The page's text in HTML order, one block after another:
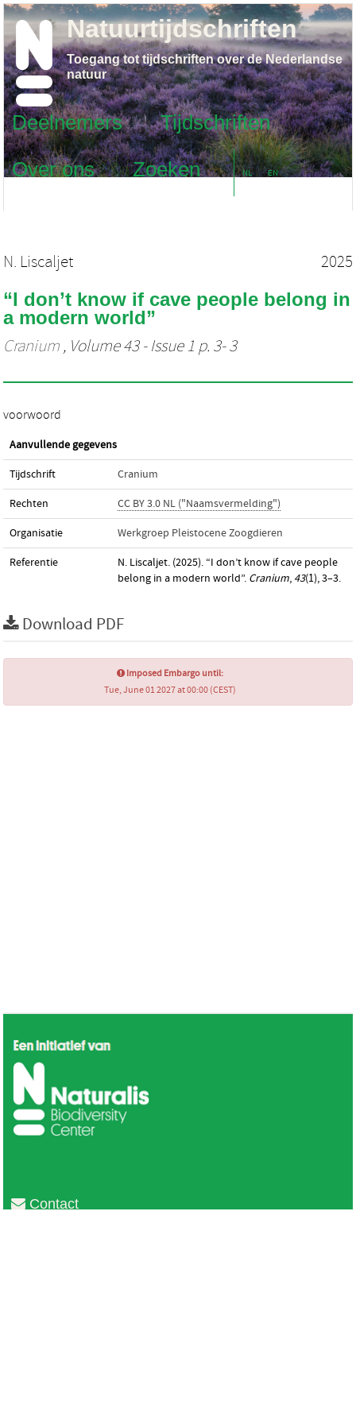
Deelnemers
Tijdschriften
Over ons
Zoeken NL EN
Natuurtijdschriften
Toegang tot tijdschriften over de Nederlandse
natuur
N. Liscaljet 2025
“I don’t know if cave people belong in
a modern world”
Cranium , Volume 43 - Issue 1 p. 3- 3
voorwoord
Aanvullende gegevens
Tijdschrift Cranium
Rechten CC BY 3.0 NL ("Naamsvermelding")
Organisatie Werkgroep Pleistocene Zoogdieren
Referentie
N. Liscaljet. (2025). “I don’t know if cave people
belong in a modern world”. Cranium, 43(1), 3–3.
Download PDF
Imposed Embargo until:
Tue, June 01 2027 at 00:00 (CEST)
Contact